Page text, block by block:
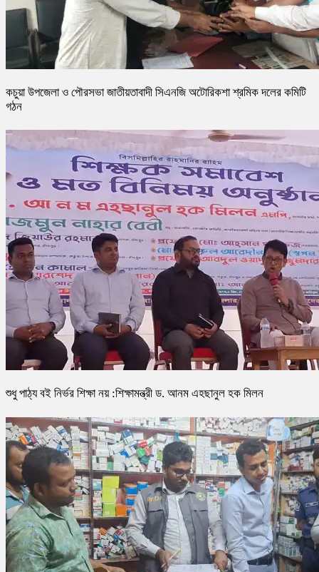
কচুয়া উপজেলা ও পৌরসভা জাতীয়তাবাদী সিএনজি অটোরিকশা শ্রমিক দলের কমিটি
গঠন
শুধু পাঠ্য বই নির্ভর শিক্ষা নয় :শিক্ষামন্ত্রী ড. আনম এহছানুল হক মিলন